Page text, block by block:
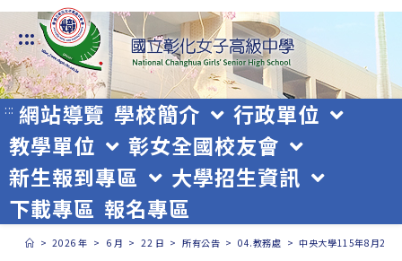
跳
轉
至
主
要
內
容
:::
::: 網站導覽 學校簡介
行政單位
教學單位
彰女全國校友會
新生報到專區
大學招生資訊
下載專區 報名專區
> 2026 年 > 6 月 > 22 日 > 所有公告 > 04.教務處 > 中央大學115年8月29